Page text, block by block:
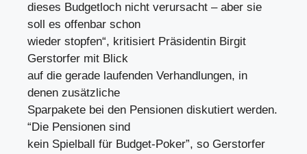
dieses Budgetloch nicht verursacht – aber sie
soll es offenbar schon
wieder stopfen“, kritisiert Präsidentin Birgit
Gerstorfer mit Blick
auf die gerade laufenden Verhandlungen, in
denen zusätzliche
Sparpakete bei den Pensionen diskutiert werden.
“Die Pensionen sind
kein Spielball für Budget-Poker”, so Gerstorfer